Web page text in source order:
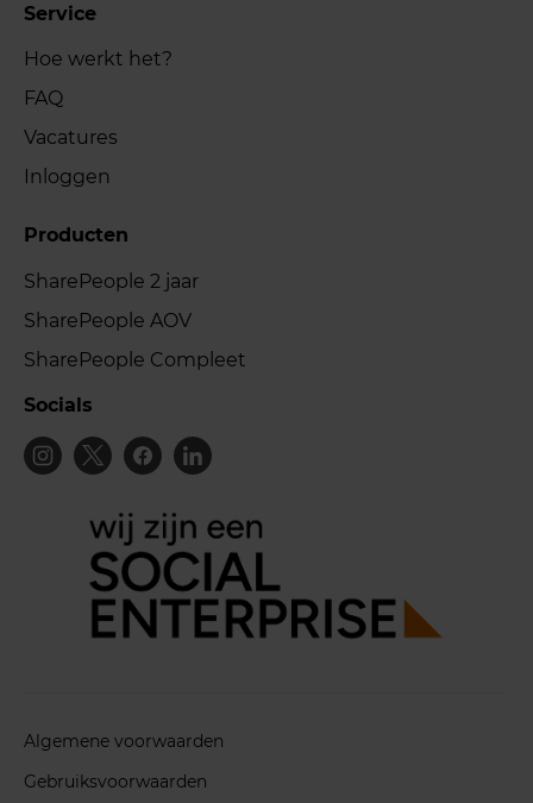
Service
Hoe werkt het?
FAQ
Vacatures
Inloggen
Producten
SharePeople 2 jaar
SharePeople AOV
SharePeople Compleet
Socials
Algemene voorwaarden
Gebruiksvoorwaarden